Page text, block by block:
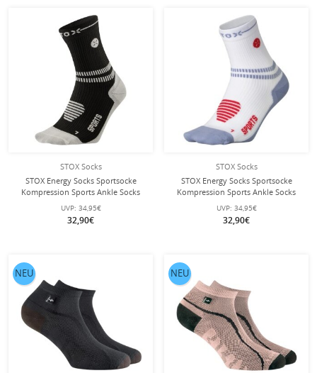
STOX Socks
STOX Energy Socks Sportsocke
Kompression Sports Ankle Socks
(gezielte Kompression) schwarz
Damen - 1 Paar
UVP: 34,95€
32,90€
STOX Socks
STOX Energy Socks Sportsocke
Kompression Sports Ankle Socks
(gezielte Kompression)
weiss/blau/rot Damen - 1 Paar
UVP: 34,95€
32,90€
NEU NEU